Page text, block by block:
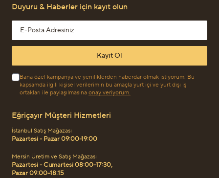
Duyuru & Haberler için kayıt olun
Email address
Kayıt Ol
Bana özel kampanya ve yeniliklerden haberdar olmak istiyorum. Bu
kapsamda ilgili kişisel verilerimin bu amaçla yurt içi ve yurt dışı iş
ortakları ile paylaşılmasına onay veriyorum.
Eğriçayır Müşteri Hizmetleri
İstanbul Satış Mağazası
Pazartesi - Pazar 09:00-19:00
Mersin Üretim ve Satış Mağazası
Pazartesi - Cumartesi 08:00–17:30,
Pazar 09:00–18:15